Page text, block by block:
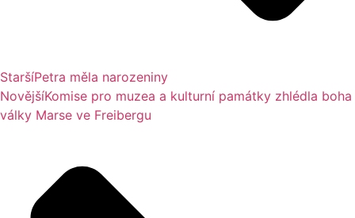
StaršíPetra měla narozeniny
NovějšíKomise pro muzea a kulturní památky zhlédla boha
války Marse ve Freibergu